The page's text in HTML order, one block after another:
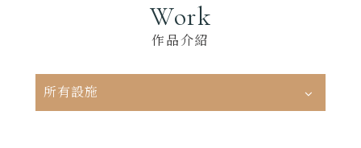
Work
作品介紹
所有設施